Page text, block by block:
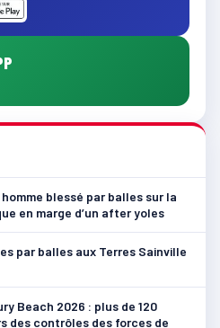
blessé par balles sur la
en marge d’un after yoles
par balles aux Terres Sainville
Beach 2026 : plus de 120
des contrôles des forces de